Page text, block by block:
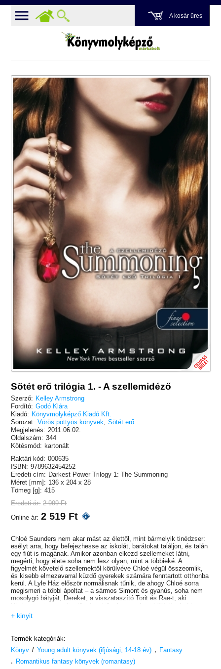
A kosár üres
Sötét erő trilógia 1. - A szellemidéző
Szerző: Kelley Armstrong
Fordító: Godó Klára
Kiadó: Könyvmolyképző Kiadó Kft.
Sorozat: Vörös pöttyös könyvek
Sötét erő
Megjelenés: 2011.06.02.
Oldalszám: 344
Kötésmód: kartonált
Raktári kód: 000635
ISBN: 9789632454252
Eredeti cím: Darkest Power Trilogy 1: The Summoning
Méret [mm]: 136 x 204 x 28
Tömeg [g]: 415
Eredeti ár: 2 999 Ft
Online ár: 2 519 Ft
Chloé Saunders nem akar mást az élettől, mint bármelyik tinédzser:
esélyt arra, hogy befejezhesse az iskolát, barátokat találjon, és talán
egy fiút is magának. Amikor azonban elkezd szellemeket látni,
megérti, hogy élete soha nem lesz olyan, mint a többieké. A
figyelmét követelő szellemektől körülvéve Chloé végül összeomlik,
és kisebb elmezavarral küzdő gyerekek számára fenntartott otthonba
kerül. A Lyle Ház először normálisnak tűnik, de ahogy Chloé sorra
megismeri a többi ápoltat – a sármos Simont és gyanús, soha nem
mosolygó bátyját, Dereket, a visszataszító Torit és Rae-t, aki
túlságosan is szereti a tüzet – rájön, hogy valami különös, baljós
dolog köti össze őket, amit nem lehet a szokásos „problémás a
gyerek” viselkedéssel magyarázni. Ahogy együtt nemsokára azt is
Készülj fel!
+ kinyit
Termék kategóriák:
Könyv / Young adult könyvek (ifjúsági, 14-18 év) , Fantasy
, Romantikus fantasy könyvek (romantasy)